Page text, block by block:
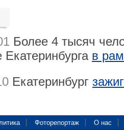
Более 4 тысяч
в
Екатеринбург
Фоторепортаж О нас